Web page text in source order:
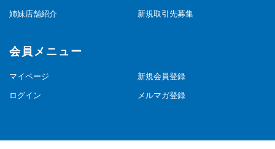
姉妹店舗紹介 新規取引先募集
会員メニュー
マイページ 新規会員登録
ログイン メルマガ登録